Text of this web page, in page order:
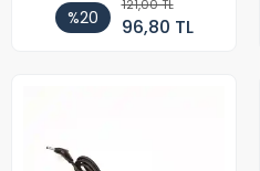
%20
121,00 TL
96,80 TL